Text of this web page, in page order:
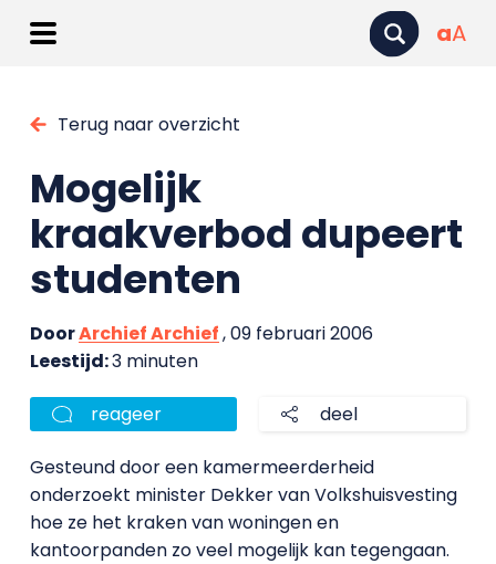
aA
Terug naar overzicht
Mogelijk
kraakverbod dupeert
studenten
DoorArchief Archief, 09 februari 2006
Leestijd:3 minuten
reageer deel
Gesteund door een kamermeerderheid
onderzoekt minister Dekker van Volkshuisvesting
hoe ze het kraken van woningen en
kantoorpanden zo veel mogelijk kan tegengaan.